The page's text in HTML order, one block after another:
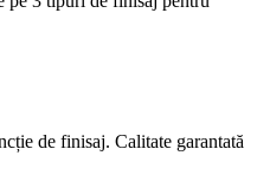
de finisaj. Calitate garantată